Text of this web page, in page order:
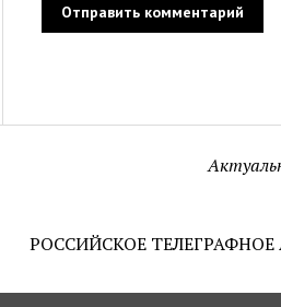
РОССИЙСКОЕ